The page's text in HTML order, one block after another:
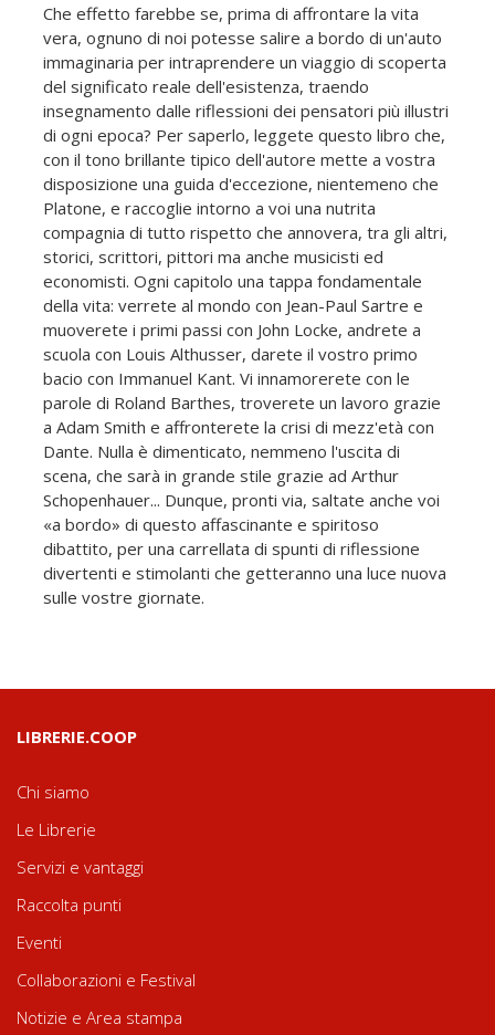
Che effetto farebbe se, prima di affrontare la vita
vera, ognuno di noi potesse salire a bordo di un'auto
immaginaria per intraprendere un viaggio di scoperta
del significato reale dell'esistenza, traendo
insegnamento dalle riflessioni dei pensatori più illustri
di ogni epoca? Per saperlo, leggete questo libro che,
con il tono brillante tipico dell'autore mette a vostra
disposizione una guida d'eccezione, nientemeno che
Platone, e raccoglie intorno a voi una nutrita
compagnia di tutto rispetto che annovera, tra gli altri,
storici, scrittori, pittori ma anche musicisti ed
economisti. Ogni capitolo una tappa fondamentale
della vita: verrete al mondo con Jean-Paul Sartre e
muoverete i primi passi con John Locke, andrete a
scuola con Louis Althusser, darete il vostro primo
bacio con Immanuel Kant. Vi innamorerete con le
parole di Roland Barthes, troverete un lavoro grazie
a Adam Smith e affronterete la crisi di mezz'età con
Dante. Nulla è dimenticato, nemmeno l'uscita di
scena, che sarà in grande stile grazie ad Arthur
Schopenhauer... Dunque, pronti via, saltate anche voi
«a bordo» di questo affascinante e spiritoso
dibattito, per una carrellata di spunti di riflessione
divertenti e stimolanti che getteranno una luce nuova
sulle vostre giornate.
LIBRERIE.COOP
Chi siamo
Le Librerie
Servizi e vantaggi
Raccolta punti
Eventi
Collaborazioni e Festival
Notizie e Area stampa